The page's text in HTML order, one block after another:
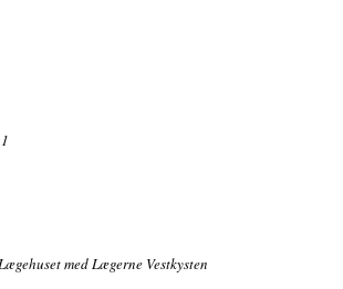
med Lægerne Vestkysten